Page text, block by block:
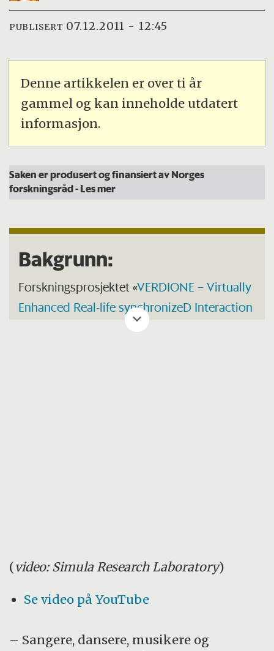
PUBLISERT 07.12.2011 - 12:45
Denne artikkelen er over ti år
gammel og kan inneholde utdatert
informasjon.
Saken er produsert og finansiert av Norges
forskningsråd- Les mer
Bakgrunn:
Forskningsprosjektet «VERDIONE – Virtually
Enhanced Real-life synchronizeD Interaction
» er et samarbeid mellom
(video: Simula Research Laboratory)
Se video på YouTube
– Sangere, dansere, musikere og